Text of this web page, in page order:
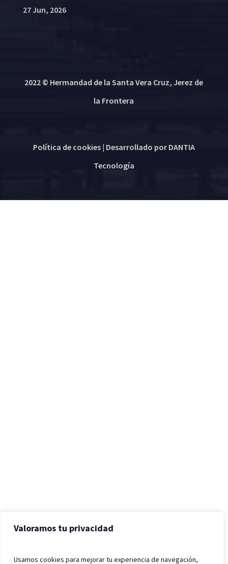
Valoramos tu privacidad
Usamos cookies para mejorar tu experiencia de navegación,
27 Jun, 2026
2022 © Hermandad de la Santa Vera Cruz, Jerez de
la Frontera
Política de cookies| Desarrollado por DANTIA
Tecnología